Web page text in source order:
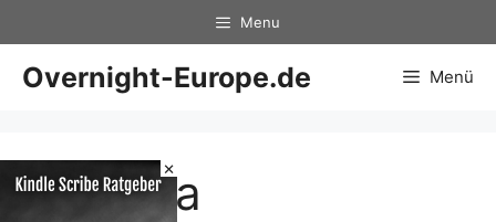
×
Inhalt
springen
Menu
Overnight-Europe.de Menü
Buddha